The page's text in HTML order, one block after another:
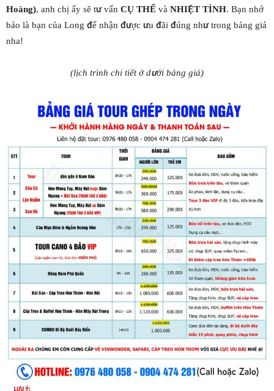
Hoàng), anh chị ấy sẽ tư vấn CỤ THỂ và NHIỆT TÌNH. Bạn nhớ
bảo là bạn của Long để nhận được ưu đãi đúng như trong bảng giá
nha!
(lịch trình chi tiết ở dưới bảng giá)